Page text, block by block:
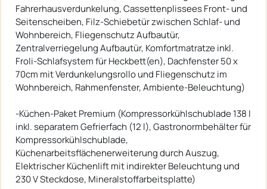
Fahrerhausverdunkelung, Cassettenplissees Front- und
Seitenscheiben, Filz-Schiebetür zwischen Schlaf- und
Wohnbereich, Fliegenschutz Aufbautür,
Zentralverriegelung Aufbautür, Komfortmatratze inkl.
Froli-Schlafsystem für Heckbett(en), Dachfenster 50 x
70cm mit Verdunkelungsrollo und Fliegenschutz im
Wohnbereich, Rahmenfenster, Ambiente-Beleuchtung)
-Küchen-Paket Premium (Kompressorkühlschublade 138 l
inkl. separatem Gefrierfach (12 l), Gastronormbehälter für
Kompressorkühlschublade,
Küchenarbeitsflächenerweiterung durch Auszug,
Elektrischer Küchenlift mit indirekter Beleuchtung und
230 V Steckdose, Mineralstoffarbeitsplatte)